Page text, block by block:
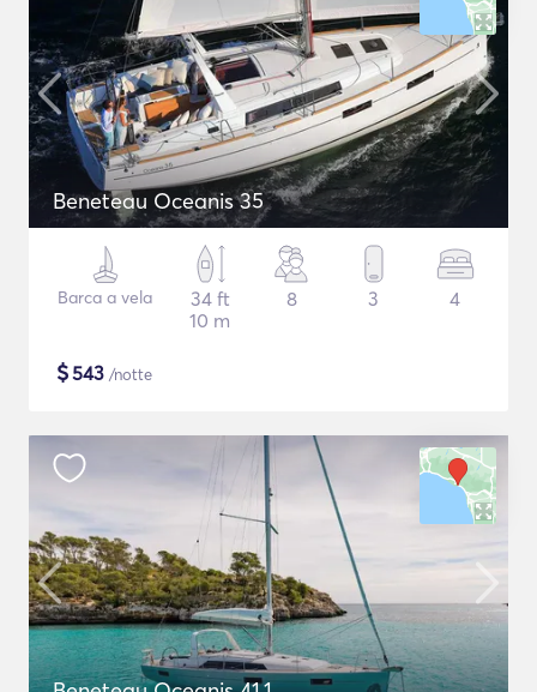
Beneteau Oceanis 35
Barca a vela
34 ft
10 m
8 3 4
$543 /notte